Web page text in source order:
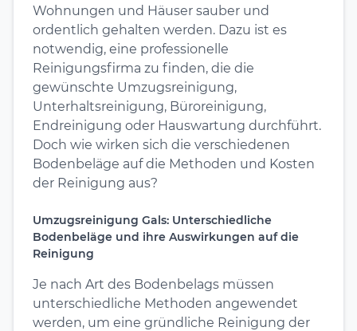
Wohnungen und Häuser sauber und
ordentlich gehalten werden. Dazu ist es
notwendig, eine professionelle
Reinigungsfirma zu finden, die die
gewünschte Umzugsreinigung,
Unterhaltsreinigung, Büroreinigung,
Endreinigung oder Hauswartung durchführt.
Doch wie wirken sich die verschiedenen
Bodenbeläge auf die Methoden und Kosten
der Reinigung aus?
Umzugsreinigung Gals: Unterschiedliche
Bodenbeläge und ihre Auswirkungen auf die
Reinigung
Je nach Art des Bodenbelags müssen
unterschiedliche Methoden angewendet
werden, um eine gründliche Reinigung der